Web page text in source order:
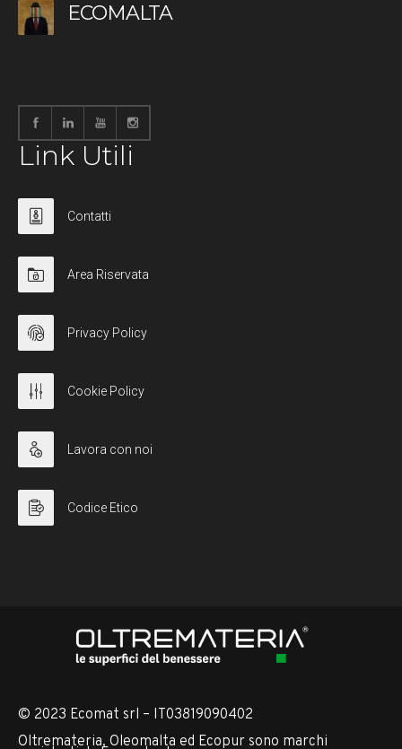
ECOMALTA
Link Utili
Contatti
Area Riservata
Privacy Policy
Cookie Policy
Lavora con noi
Codice Etico
© 2023 Ecomat srl – IT03819090402
Oltremateria, Oleomalta ed Ecopur sono marchi